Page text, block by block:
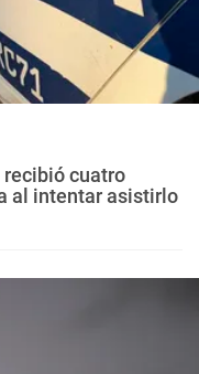
recibió cuatro
al intentar asistirlo